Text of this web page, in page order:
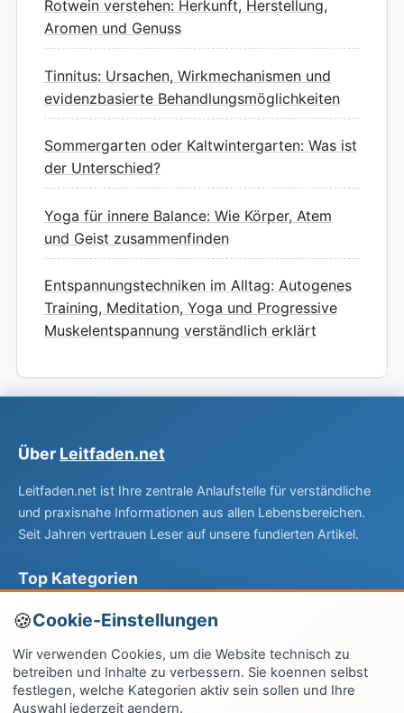
Rotwein verstehen: Herkunft, Herstellung,
Aromen und Genuss
Tinnitus: Ursachen, Wirkmechanismen und
evidenzbasierte Behandlungsmöglichkeiten
Sommergarten oder Kaltwintergarten: Was ist
der Unterschied?
Yoga für innere Balance: Wie Körper, Atem
und Geist zusammenfinden
Entspannungstechniken im Alltag: Autogenes
Training, Meditation, Yoga und Progressive
Muskelentspannung verständlich erklärt
Über Leitfaden.net
Leitfaden.net ist Ihre zentrale Anlaufstelle für verständliche
und praxisnahe Informationen aus allen Lebensbereichen.
Seit Jahren vertrauen Leser auf unsere fundierten Artikel.
Top Kategorien
Computer & EDV
Haus & Garten
Fitness & Gesundheit
Cookie-Einstellungen
Wir verwenden Cookies, um die Website technisch zu
betreiben und Inhalte zu verbessern. Sie koennen selbst
festlegen, welche Kategorien aktiv sein sollen und Ihre
Auswahl jederzeit aendern.